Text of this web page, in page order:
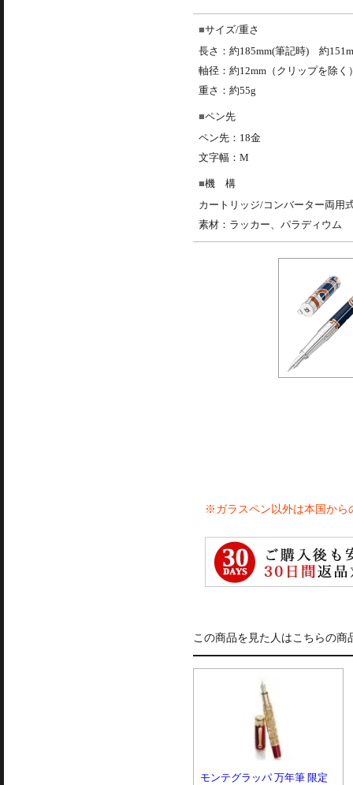
サイズ/重さ
長さ：約185mm(筆記時) 約
軸径：約12mm（クリップを除く
重さ：約55g
ペン先
ペン先：18金
文字幅：M
機 構
カートリッジ/コンバーター両用
素材：ラッカー、パラディウム
※ガラスペン以外は本国から
この商品を見た人はこちらの商
モンテグラッパ 万年筆 限定